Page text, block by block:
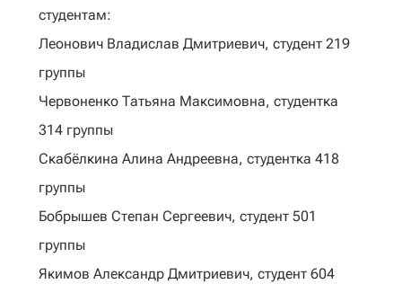
студентам:
Леонович Владислав Дмитриевич, студент 219
группы
Червоненко Татьяна Максимовна, студентка
314 группы
Скабёлкина Алина Андреевна, студентка 418
группы
Бобрышев Степан Сергеевич, студент 501
группы
Якимов Александр Дмитриевич, студент 604